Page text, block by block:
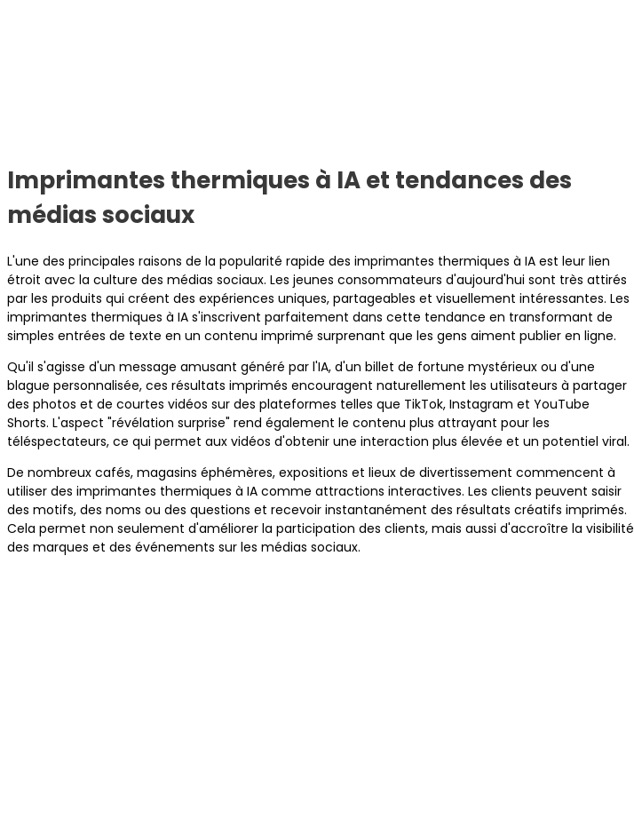
Imprimantes thermiques à IA et tendances des
médias sociaux
L'une des principales raisons de la popularité rapide des imprimantes thermiques à IA est leur lien
étroit avec la culture des médias sociaux. Les jeunes consommateurs d'aujourd'hui sont très attirés
par les produits qui créent des expériences uniques, partageables et visuellement intéressantes. Les
imprimantes thermiques à IA s'inscrivent parfaitement dans cette tendance en transformant de
simples entrées de texte en un contenu imprimé surprenant que les gens aiment publier en ligne.
Qu'il s'agisse d'un message amusant généré par l'IA, d'un billet de fortune mystérieux ou d'une
blague personnalisée, ces résultats imprimés encouragent naturellement les utilisateurs à partager
des photos et de courtes vidéos sur des plateformes telles que TikTok, Instagram et YouTube
Shorts. L'aspect "révélation surprise" rend également le contenu plus attrayant pour les
téléspectateurs, ce qui permet aux vidéos d'obtenir une interaction plus élevée et un potentiel viral.
De nombreux cafés, magasins éphémères, expositions et lieux de divertissement commencent à
utiliser des imprimantes thermiques à IA comme attractions interactives. Les clients peuvent saisir
des motifs, des noms ou des questions et recevoir instantanément des résultats créatifs imprimés.
Cela permet non seulement d'améliorer la participation des clients, mais aussi d'accroître la visibilité
des marques et des événements sur les médias sociaux.